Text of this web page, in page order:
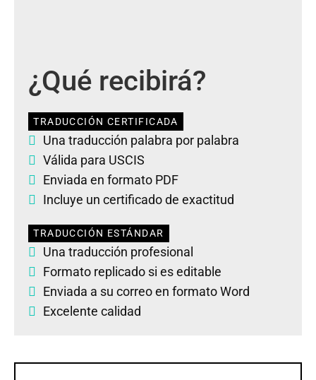
¿Qué recibirá?
TRADUCCIÓN CERTIFICADA
Una traducción palabra por palabra
Válida para USCIS
Enviada en formato PDF
Incluye un certificado de exactitud
TRADUCCIÓN ESTÁNDAR
Una traducción profesional
Formato replicado si es editable
Enviada a su correo en formato Word
Excelente calidad